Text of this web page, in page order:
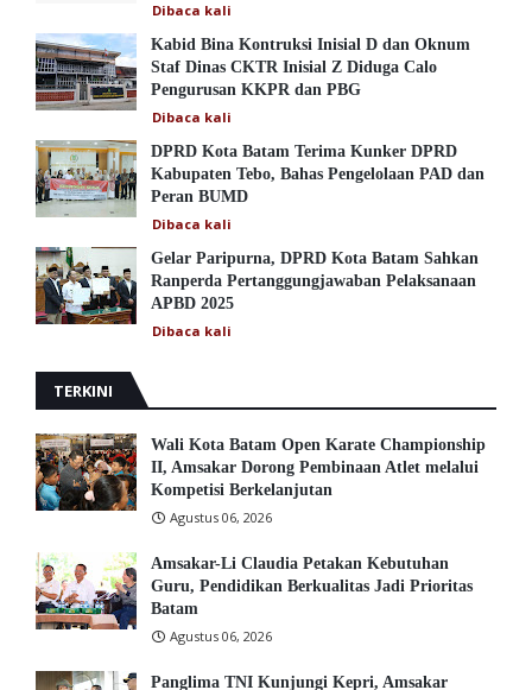
Dibaca kali
Kabid Bina Kontruksi Inisial D dan Oknum
Staf Dinas CKTR Inisial Z Diduga Calo
Pengurusan KKPR dan PBG
Dibaca kali
DPRD Kota Batam Terima Kunker DPRD
Kabupaten Tebo, Bahas Pengelolaan PAD dan
Peran BUMD
Dibaca kali
Gelar Paripurna, DPRD Kota Batam Sahkan
Ranperda Pertanggungjawaban Pelaksanaan
APBD 2025
Dibaca kali
TERKINI
Wali Kota Batam Open Karate Championship
II, Amsakar Dorong Pembinaan Atlet melalui
Kompetisi Berkelanjutan
Agustus 06, 2026
Amsakar-Li Claudia Petakan Kebutuhan
Guru, Pendidikan Berkualitas Jadi Prioritas
Batam
Agustus 06, 2026
Panglima TNI Kunjungi Kepri, Amsakar